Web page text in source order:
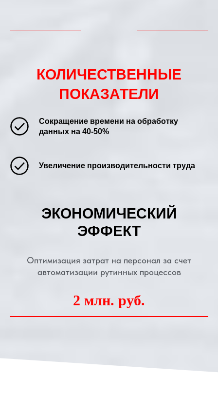
КОЛИЧЕСТВЕННЫЕ
ПОКАЗАТЕЛИ
Сокращение времени на обработку
данных на 40-50%
Увеличение производительности труда
ЭКОНОМИЧЕСКИЙ
ЭФФЕКТ
Оптимизация затрат на персонал за счет
автоматизации рутинных процессов
2 млн. руб.